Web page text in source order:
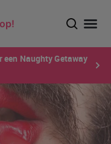
Naughty Getaway